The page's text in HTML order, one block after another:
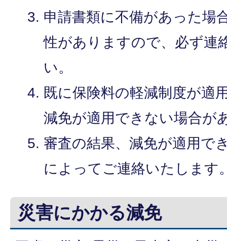
申請書類に不備があった場
性がありますので、必ず連
い。
既に保険料の軽減制度が適
減免が適用できない場合が
審査の結果、減免が適用で
によってご連絡いたします
災害にかかる減免